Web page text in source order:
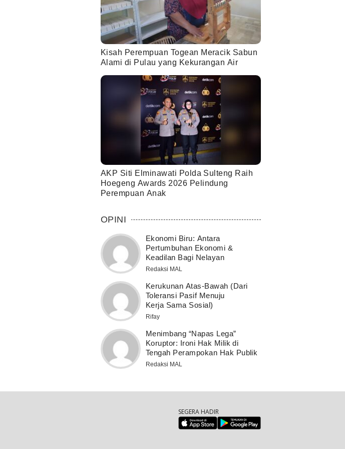
Kisah Perempuan Togean Meracik Sabun
Alami di Pulau yang Kekurangan Air
AKP Siti Elminawati Polda Sulteng Raih
Hoegeng Awards 2026 Pelindung
Perempuan Anak
OPINI
Ekonomi Biru: Antara
Pertumbuhan Ekonomi &
Keadilan Bagi Nelayan
Redaksi MAL
Kerukunan Atas-Bawah (Dari
Toleransi Pasif Menuju
Kerja Sama Sosial)
Rifay
Menimbang “Napas Lega”
Koruptor: Ironi Hak Milik di
Tengah Perampokan Hak Publik
Redaksi MAL
SEGERA HADIR